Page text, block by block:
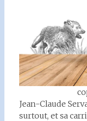
Jean-Claude
surtout, et sa